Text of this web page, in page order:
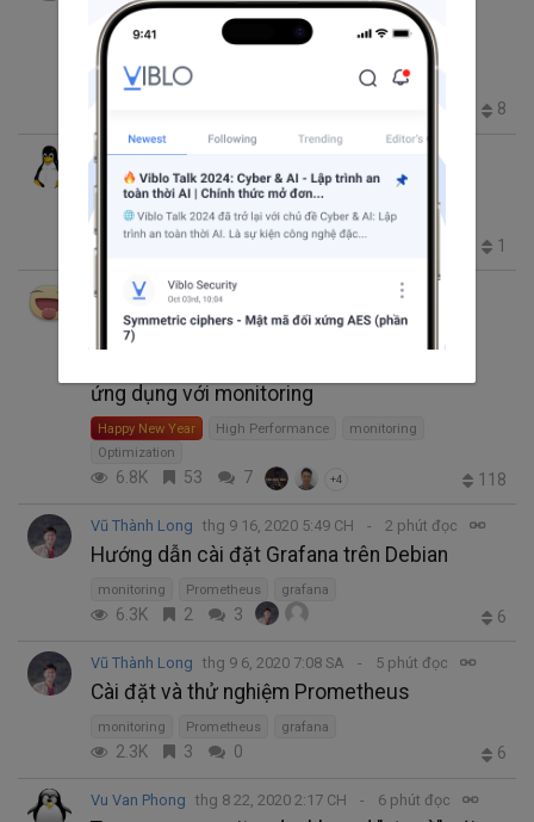
Prometheus Exporters để cải thiện hiệu
năng hệ thống.
Prometheus
8
Tommy Le thg 5 5, 2021 7:54 SA
Java Performance Tool Part 1: VisualVM
JVisualVM monitoring Java High Performance
2.4K 5 0 1
Minh Monmen
thg 1 24, 2021 7:58 SA
23 phút đọc
Trending thg 3 10, 2021 10:44 SA
ứng dụng với monitoring
Happy New Year High Performance
monitoring
Optimization
6.8K 53 7 +4 118
Vũ Thành Long thg 9 16, 2020 5:49 CH 2 phút đọc
Hướng dẫn cài đặt Grafana trên Debian
monitoring Prometheus grafana
6.3K 2 3 6
Vũ Thành Long thg 9 6, 2020 7:08 SA 5 phút đọc
Cài đặt và thử nghiệm Prometheus
monitoring Prometheus grafana
2.3K 3 0 6
Vu Van Phong thg 8 22, 2020 2:17 CH 6 phút đọc